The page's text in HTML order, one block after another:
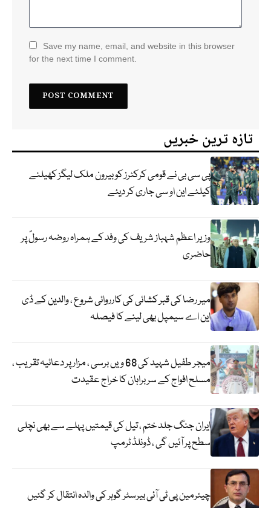
Save my name, email, and website in this browser
for the next time I comment.
تازہ ترین خبریں
پی سی بی نے قومی کرکٹرز کو بیرون ملک لیگز کھیلنے
کیلئے این او سی جاری کر دیئے
وزیر اعظم شہباز شریف کی وفد کے ہمراہ روضہ رسولؐ پر
حاضری
میر رضا کی قبر کشائی کی کارروائی شروع ، والدین کے ڈی
این اے سیمپل بھی لینے کا فیصلہ
میجر طفیل شہید کی 68 ویں برسی ، مزار پر دعائیہ تقریب ،
مسلح افواج کے سربراہان کا خراج عقیدت
ایران جنگ جلد ختم ، تیل کی قیمتیں پہلے سے بھی نچلی
سطح پر آئیں گی ، ڈونلڈ ٹرمپ
چیئرمین پی ٹی آئی بیرسٹر گوہر کی والدہ انتقال کر گئیں